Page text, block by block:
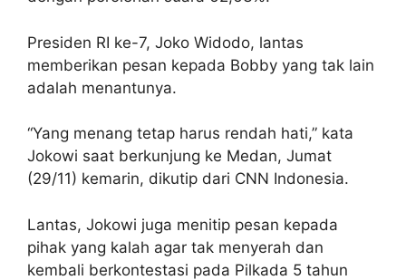
Presiden RI ke-7, Joko Widodo, lantas
memberikan pesan kepada Bobby yang tak lain
adalah menantunya.
“Yang menang tetap harus rendah hati,” kata
Jokowi saat berkunjung ke Medan, Jumat
(29/11) kemarin, dikutip dari CNN Indonesia.
Lantas, Jokowi juga menitip pesan kepada
pihak yang kalah agar tak menyerah dan
kembali berkontestasi pada Pilkada 5 tahun